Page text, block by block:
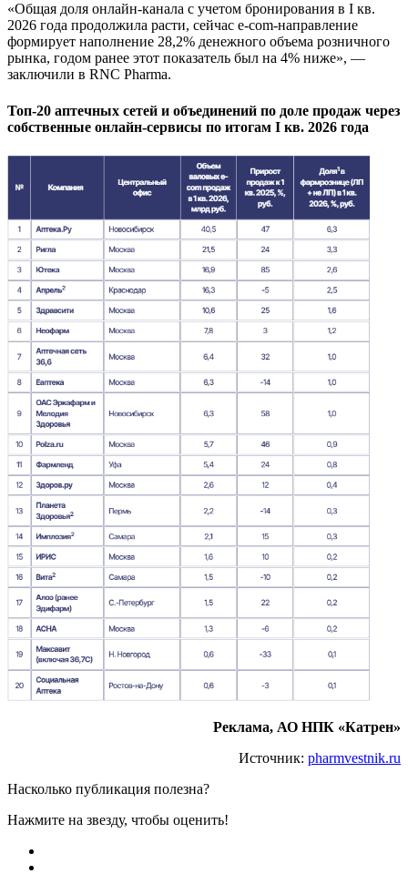
«Общая доля онлайн-канала с учетом бронирования в I кв.
2026 года продолжила расти, сейчас e-com-направление
формирует наполнение 28,2% денежного объема розничного
рынка, годом ранее этот показатель был на 4% ниже», —
заключили в RNC Pharma.
Топ-20 аптечных сетей и объединений по доле продаж через
собственные онлайн-сервисы по итогам I кв. 2026 года
Реклама, АО НПК «Катрен»
Источник: pharmvestnik.ru
Насколько публикация полезна?
Нажмите на звезду, чтобы оценить!